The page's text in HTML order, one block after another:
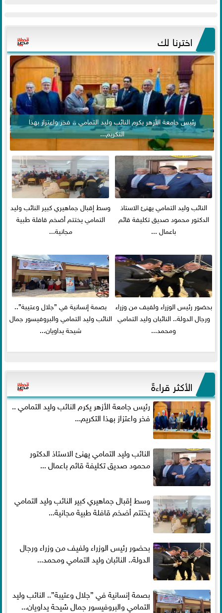
اخترنا لك
رئيس جامعة الأزهر يكرم النائب وليد التمامي .. فخر واعتزاز بهذا
التكريم...
النائب وليد التمامي يهنئ الاستاذ
الدكتور محمود صديق تكليفة قائم
باعمال ...
وسط إقبال جماهيري كبير النائب وليد
التمامي يختتم أضخم قافلة طبية
مجانية...
بحضور رئيس الوزراء ولفيف من وزراء
ورجال الدولة.. النائبان وليد التمامي
ومحمد...
بصمة إنسانية في ”جلال وعتيبة”..
النائب وليد التمامي والبروفيسور جمال
شيحة يداويان...
الأكثر قراءةً
رئيس جامعة الأزهر يكرم النائب وليد التمامي ..
فخر واعتزاز بهذا التكريم...
النائب وليد التمامي يهنئ الاستاذ الدكتور
محمود صديق تكليفة قائم باعمال ...
وسط إقبال جماهيري كبير النائب وليد التمامي
يختتم أضخم قافلة طبية مجانية...
بحضور رئيس الوزراء ولفيف من وزراء ورجال
الدولة.. النائبان وليد التمامي ومحمد...
بصمة إنسانية في ”جلال وعتيبة”.. النائب وليد
التمامي والبروفيسور جمال شيحة يداويان...